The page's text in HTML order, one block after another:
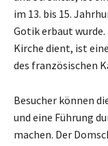
im 13. bis 15.
Gotik erbaut wurde.
Kirche dient, ist
des französischen
Besucher können
und eine Führung
machen. Der